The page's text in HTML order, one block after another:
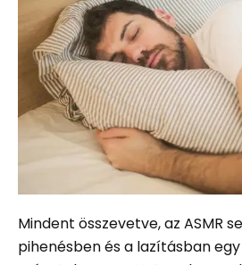
Mindent összevetve, az ASMR
pihenésben és a lazításban